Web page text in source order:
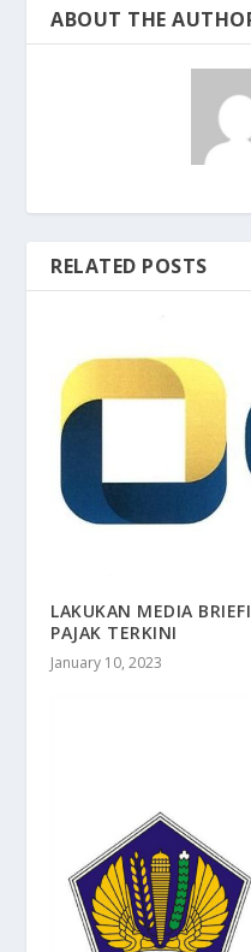
ABOUT THE
RELATED POSTS
LAKUKAN MEDIA
PAJAK TERKINI
January 10, 2023